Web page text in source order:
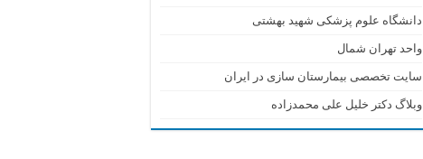
دانشگاه علوم پزشکی شهید بهشتی
واحد تهران شمال
سایت تخصصی بیمارستان سازی در ایران
وبلاگ دکتر خلیل علی محمدزاده